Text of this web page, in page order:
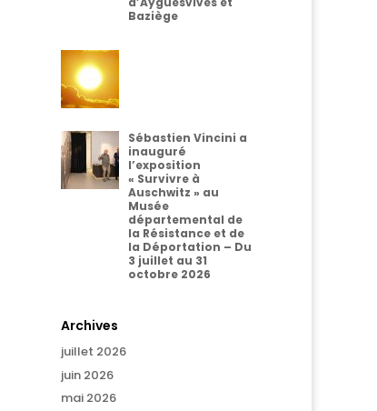
Baziège
Sébastien Vincini a
inauguré
l’exposition
« Survivre à
Auschwitz » au
Musée
départemental de
la Résistance et de
la Déportation – Du
3 juillet au 31
octobre 2026
Archives
juillet 2026
juin 2026
mai 2026